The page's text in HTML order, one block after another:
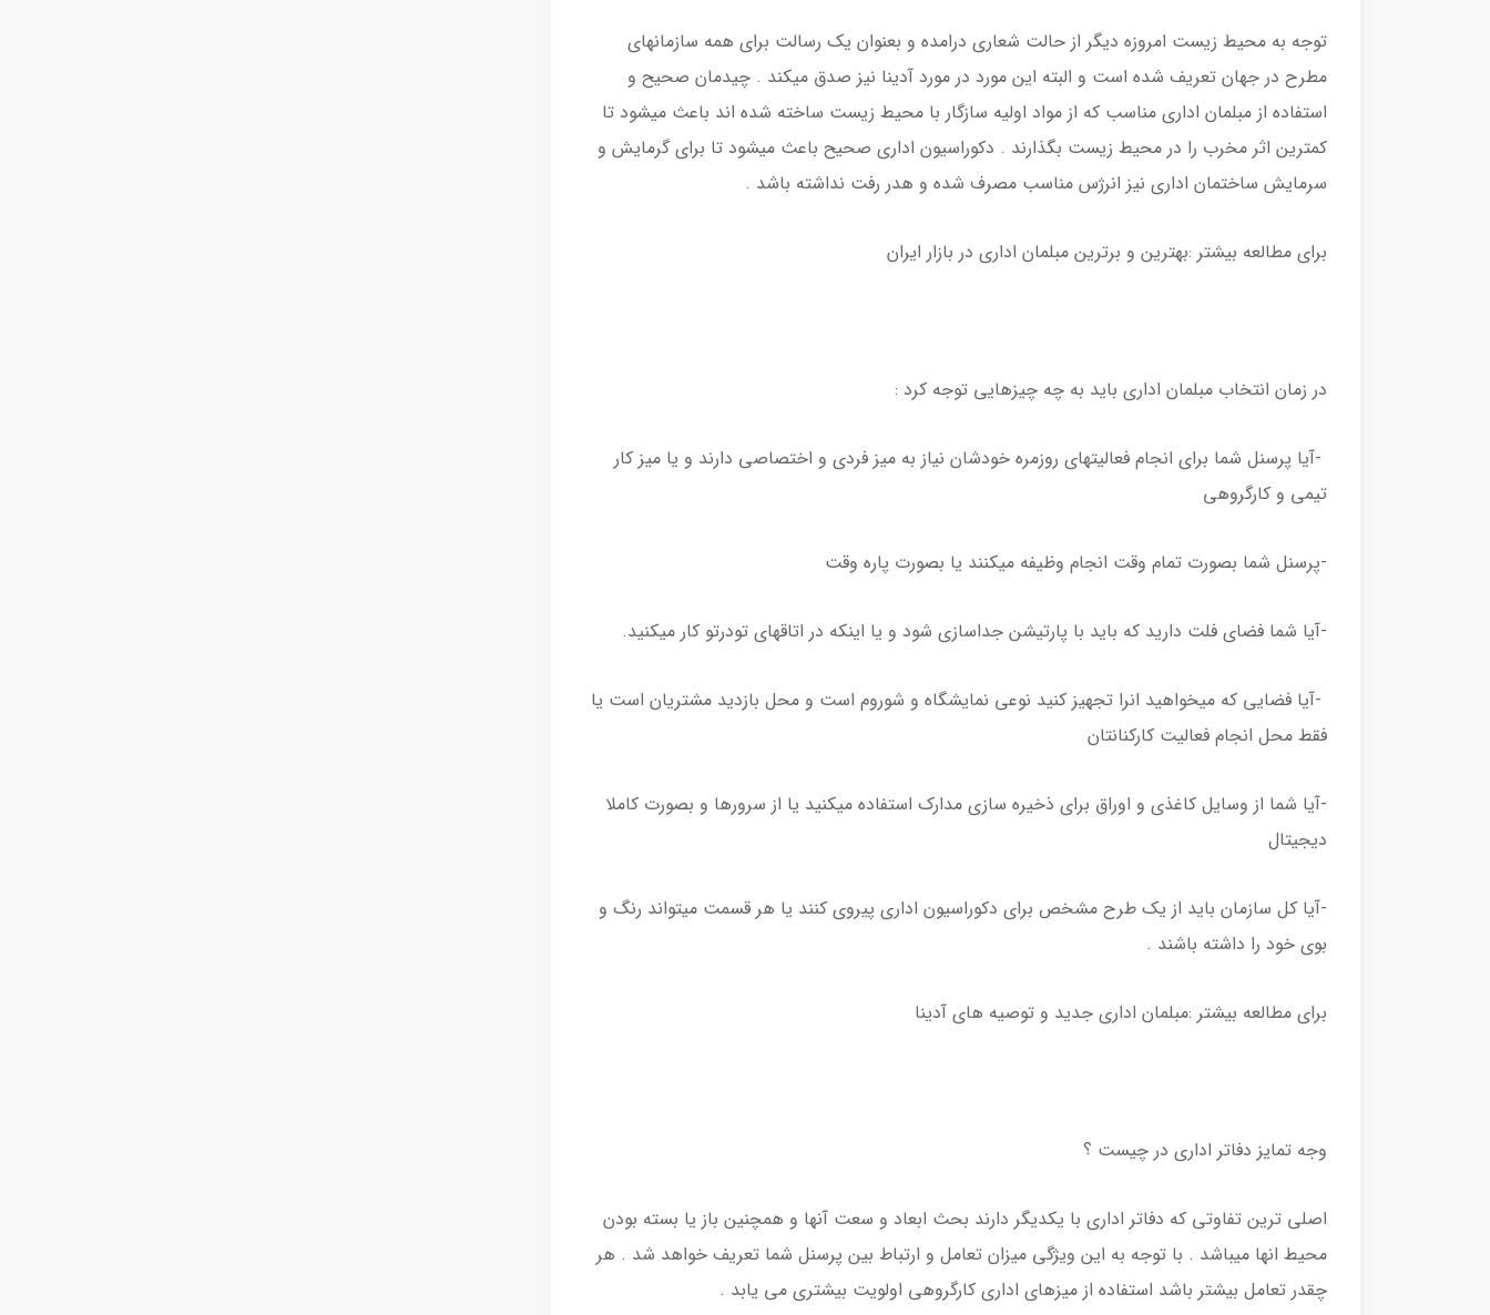
توجه به محیط زیست امروزه دیگر از حالت شعاری درامده و بعنوان یک رسالت برای همه سازمانهای
مطرح در جهان تعریف شده است و البته این مورد در مورد آدینا نیز صدق میکند . چیدمان صحیح و
استفاده از مبلمان اداری مناسب که از مواد اولیه سازگار با محیط زیست ساخته شده اند باعث میشود تا
کمترین اثر مخرب را در محیط زیست بگذارند . دکوراسیون اداری صحیح باعث میشود تا برای گرمایش و
سرمایش ساختمان اداری نیز انرژس مناسب مصرف شده و هدر رفت نداشته باشد .
برای مطالعه بیشتر :بهترین و برترین مبلمان اداری در بازار ایران
در زمان انتخاب مبلمان اداری باید به چه چیزهایی توجه کرد :
-آیا پرسنل شما برای انجام فعالیتهای روزمره خودشان نیاز به میز فردی و اختصاصی دارند و یا میز کار
تیمی و کارگروهی
-پرسنل شما بصورت تمام وقت انجام وظیفه میکنند یا بصورت پاره وقت
-آیا شما فضای فلت دارید که باید با پارتیشن جداسازی شود و یا اینکه در اتاقهای تودرتو کار میکنید.
-آیا فضایی که میخواهید انرا تجهیز کنید نوعی نمایشگاه و شوروم است و محل بازدید مشتریان است یا
فقط محل انجام فعالیت کارکنانتان
-آیا شما از وسایل کاغذی و اوراق برای ذخیره سازی مدارک استفاده میکنید یا از سرورها و بصورت کاملا
دیجیتال
-آیا کل سازمان باید از یک طرح مشخص برای دکوراسیون اداری پیروی کنند یا هر قسمت میتواند رنگ و
بوی خود را داشته باشند .
برای مطالعه بیشتر :مبلمان اداری جدید و توصیه های آدینا
وجه تمایز دفاتر اداری در چیست ؟
اصلی ترین تفاوتی که دفاتر اداری با یکدیگر دارند بحث ابعاد و سعت آنها و همچنین باز یا بسته بودن
محیط انها میباشد . با توجه به این ویژگی میزان تعامل و ارتباط بین پرسنل شما تعریف خواهد شد . هر
چقدر تعامل بیشتر باشد استفاده از میزهای اداری کارگروهی اولویت بیشتری می یابد .